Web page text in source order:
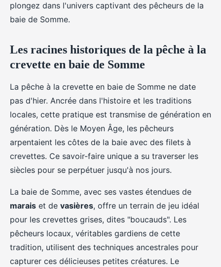
Gaspard• 30 juin 2024• 7 min de lecture
plongez dans l'univers captivant des pêcheurs de la
baie de Somme.
Les racines historiques de la pêche à la
crevette en baie de Somme
La pêche à la crevette en baie de Somme ne date
pas d'hier. Ancrée dans l'histoire et les traditions
locales, cette pratique est transmise de génération en
génération. Dès le Moyen Âge, les pêcheurs
arpentaient les côtes de la baie avec des filets à
crevettes. Ce savoir-faire unique a su traverser les
siècles pour se perpétuer jusqu'à nos jours.
La baie de Somme, avec ses vastes étendues de
marais et de vasières, offre un terrain de jeu idéal
pour les crevettes grises, dites "boucauds". Les
pêcheurs locaux, véritables gardiens de cette
tradition, utilisent des techniques ancestrales pour
capturer ces délicieuses petites créatures. Le